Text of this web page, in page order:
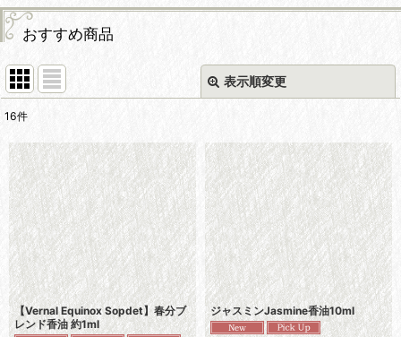
おすすめ商品
表示順変更
並び順
絞り込む
16件
【Vernal Equinox Sopdet】春分ブ
レンド香油 約1ml
ジャスミンJasmine香油10ml